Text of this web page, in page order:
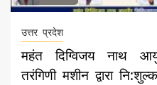
उत्तर प्रदेश
महंत दिग्विजय नाथ
तरंगिणी मशीन द्वारा